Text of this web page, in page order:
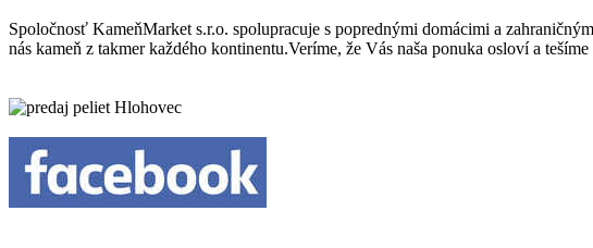
Spoločnosť KameňMarket s.r.o. spolupracuje s poprednými domácimi a
nás kameň z takmer každého kontinentu.Veríme, že Vás naša ponuka osloví a